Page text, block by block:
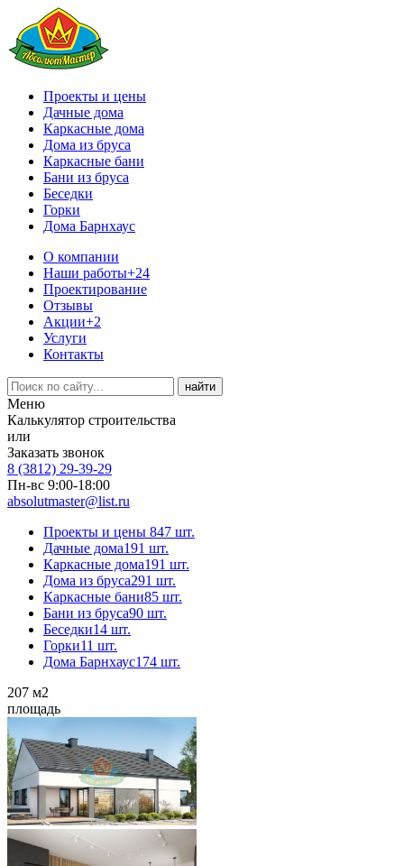
Проекты и цены
Дачные дома
Каркасные дома
Дома из бруса
Каркасные бани
Бани из бруса
Беседки
Горки
Дома Барнхаус
О компании
Наши работы+24
Проектирование
Отзывы
Акции+2
Услуги
Контакты
Меню
Калькулятор строительства
или
Заказать звонок
8 (3812) 29-39-29
Пн-вс 9:00-18:00
absolutmaster@list.ru
Проекты и цены 847 шт.
Дачные дома191 шт.
Каркасные дома191 шт.
Дома из бруса291 шт.
Каркасные бани85 шт.
Бани из бруса90 шт.
Беседки14 шт.
Горки11 шт.
Дома Барнхаус174 шт.
207 м2
площадь